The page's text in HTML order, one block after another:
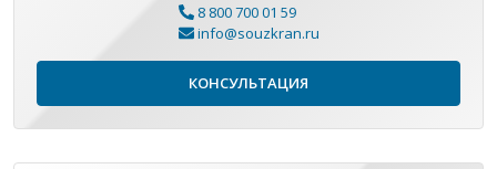
8 800 700 01 59
info@souzkran.ru
КОНСУЛЬТАЦИЯ